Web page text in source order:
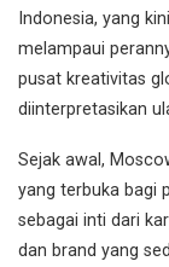
Indonesia, yang
melampaui
pusat kreativitas
diinterpretasikan
Sejak awal,
yang terbuka bagi
sebagai inti dari
dan brand yang